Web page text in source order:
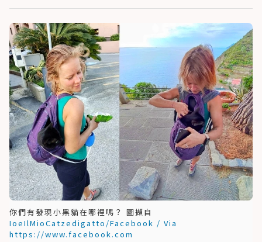
你們有發現小黑貓在哪裡嗎？ 圖擷自
IoeIlMioCatzedigatto/Facebook / Via
https://www.facebook.com